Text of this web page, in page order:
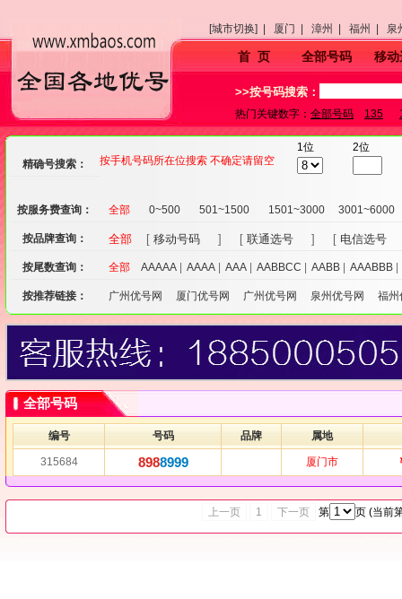
[城市切换] | 厦门 | 漳州 | 福州 |
首 页 全部号码 移动
>>按号码搜索：
热门关键数字： 全部号码 135
精确号搜索： 按手机号码所在位搜索 不确定请留空
1位 2位
按服务费查询： 全部 0~500 501~1500 1501~3000 3001~6000
按品牌查询： 全部 [ 移动号码 ] [ 联通选号 ] [ 电信选号
按尾数查询： 全部 AAAAA AAAA AAA AABBCC AABB AAABBB
按推荐链接： 广州优号网 厦门优号网 广州优号网 泉州优号网 福州
全部号码
编号 号码 品牌 属地
315684 8988999 厦门市
上一页 1 下一页 第 页 (当前